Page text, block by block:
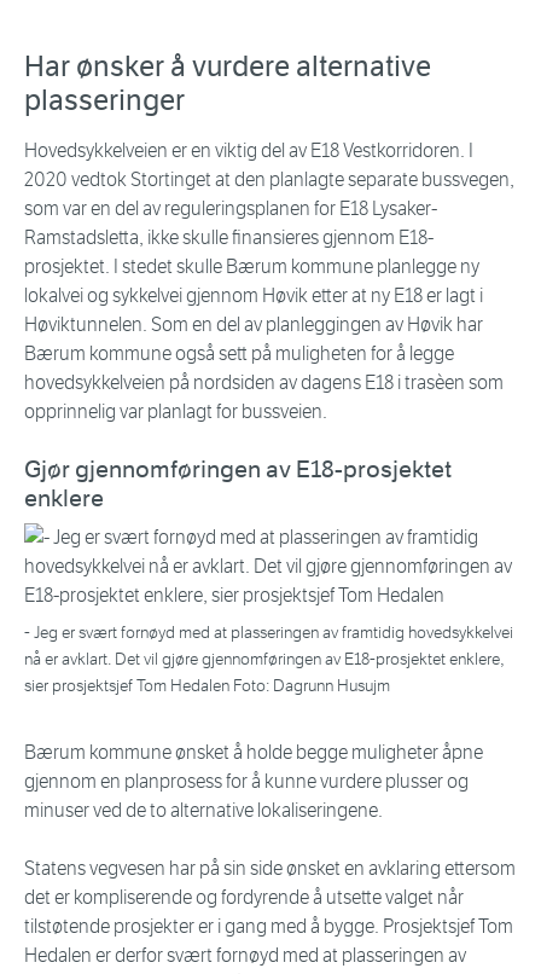
Har ønsker å vurdere alternative
plasseringer
Hovedsykkelveien er en viktig del av E18 Vestkorridoren. I
2020 vedtok Stortinget at den planlagte separate bussvegen,
som var en del av reguleringsplanen for E18 Lysaker-
Ramstadsletta, ikke skulle finansieres gjennom E18-
prosjektet. I stedet skulle Bærum kommune planlegge ny
lokalvei og sykkelvei gjennom Høvik etter at ny E18 er lagt i
Høviktunnelen. Som en del av planleggingen av Høvik har
Bærum kommune også sett på muligheten for å legge
hovedsykkelveien på nordsiden av dagens E18 i trasèen som
opprinnelig var planlagt for bussveien.
Gjør gjennomføringen av E18-prosjektet
enklere
- Jeg er svært fornøyd med at plasseringen av framtidig hovedsykkelvei
nå er avklart. Det vil gjøre gjennomføringen av E18-prosjektet enklere,
sier prosjektsjef Tom Hedalen Foto: Dagrunn Husujm
Bærum kommune ønsket å holde begge muligheter åpne
gjennom en planprosess for å kunne vurdere plusser og
minuser ved de to alternative lokaliseringene.
Statens vegvesen har på sin side ønsket en avklaring ettersom
det er kompliserende og fordyrende å utsette valget når
tilstøtende prosjekter er i gang med å bygge. Prosjektsjef Tom
Hedalen er derfor svært fornøyd med at plasseringen av